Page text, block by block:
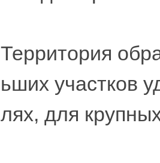
Территория
ьших участков
лях, для